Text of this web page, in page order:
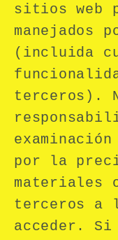
sitios web
manejados
(incluida
terceros).
por la
materiales
terceros a
acceder. Si